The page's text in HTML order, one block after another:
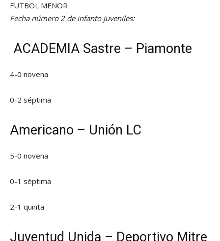
FUTBOL MENOR
Fecha número 2 de infanto juveniles:
ACADEMIA Sastre – Piamonte
4-0 novena
0-2 séptima
Americano – Unión LC
5-0 novena
0-1 séptima
2-1 quinta
Juventud Unida – Deportivo Mitre